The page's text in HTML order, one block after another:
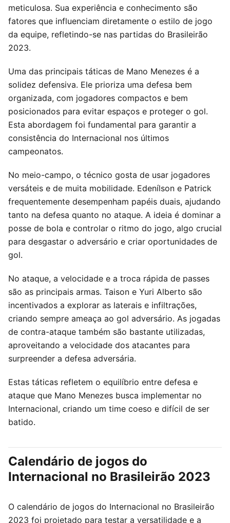
meticulosa. Sua experiência e conhecimento são
fatores que influenciam diretamente o estilo de jogo
da equipe, refletindo-se nas partidas do Brasileirão
2023.
Uma das principais táticas de Mano Menezes é a
solidez defensiva. Ele prioriza uma defesa bem
organizada, com jogadores compactos e bem
posicionados para evitar espaços e proteger o gol.
Esta abordagem foi fundamental para garantir a
consistência do Internacional nos últimos
campeonatos.
No meio-campo, o técnico gosta de usar jogadores
versáteis e de muita mobilidade. Edenílson e Patrick
frequentemente desempenham papéis duais, ajudando
tanto na defesa quanto no ataque. A ideia é dominar a
posse de bola e controlar o ritmo do jogo, algo crucial
para desgastar o adversário e criar oportunidades de
gol.
No ataque, a velocidade e a troca rápida de passes
são as principais armas. Taison e Yuri Alberto são
incentivados a explorar as laterais e infiltrações,
criando sempre ameaça ao gol adversário. As jogadas
de contra-ataque também são bastante utilizadas,
aproveitando a velocidade dos atacantes para
surpreender a defesa adversária.
Estas táticas refletem o equilíbrio entre defesa e
ataque que Mano Menezes busca implementar no
Internacional, criando um time coeso e difícil de ser
batido.
Calendário de jogos do
Internacional no Brasileirão 2023
O calendário de jogos do Internacional no Brasileirão
2023 foi projetado para testar a versatilidade e a